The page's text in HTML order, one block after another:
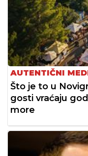
AUTENTIČNI
Što je to u
gosti vraćaju
more